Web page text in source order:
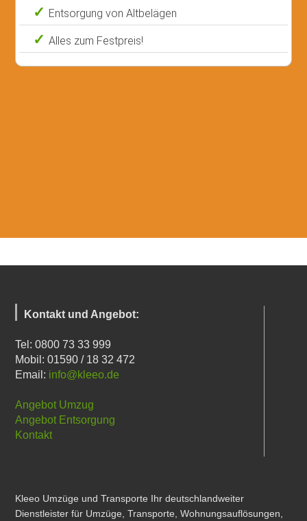
Entsorgung von Altbelägen
Alles zum Festpreis!
Kontakt und Angebot:
Tel: 0800 73 33 999
Mobil: 01590 / 18 32 472
Email: info@kleeo.de
Angebot Umzug
Angebot Entsorgung
Kontakt
Kleeo Umzüge und Transporte Ihr deutschlandweiter
Dienstleister für Umzüge, Transporte, Wohnungsauflösungen,